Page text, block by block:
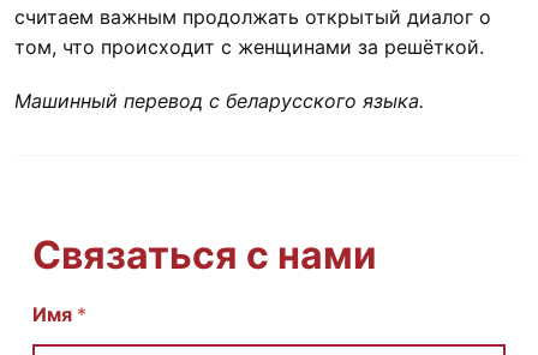
считаем важным продолжать открытый диалог о
том, что происходит с женщинами за решёткой.
Машинный перевод с беларусского языка.
Связаться с нами
И
Имя *